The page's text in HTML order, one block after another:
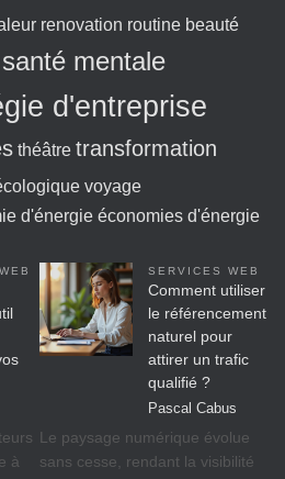
renovation routine beauté
santé mentale
d'entreprise
théâtre transformation
voyage
d'énergie économies d'énergie
à
SERVICES WEB
Comment utiliser
le référencement
naturel pour
attirer un trafic
qualifié ?
Pascal Cabus
Le paysage numérique évolue
sans cesse, rendant la visibilité